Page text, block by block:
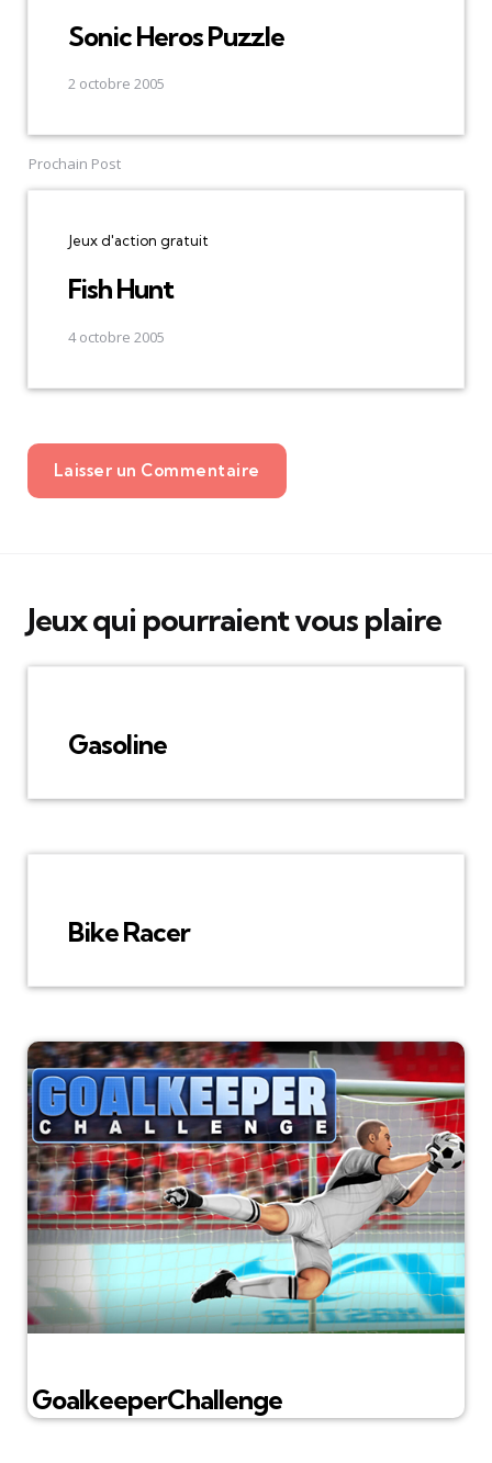
Sonic Heros Puzzle
2 octobre 2005
Prochain Post
Jeux d'action gratuit
Fish Hunt
4 octobre 2005
Laisser un Commentaire
Jeux qui pourraient vous plaire
Gasoline
Bike Racer
GoalkeeperChallenge